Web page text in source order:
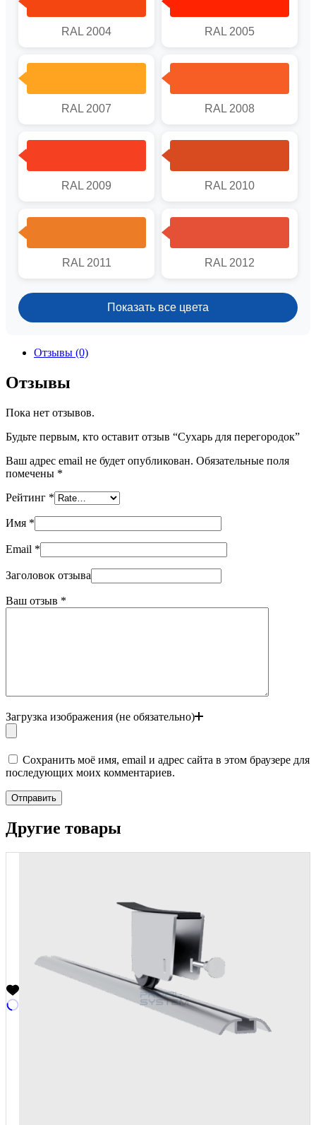
RAL 2004 RAL 2005
RAL 2007 RAL 2008
RAL 2009 RAL 2010
RAL 2011 RAL 2012
Показать все цвета
Отзывы (0)
Отзывы
Пока нет отзывов.
Будьте первым, кто оставит отзыв “Сухарь для перегородок”
Ваш адрес email не будет опубликован. Обязательные поля
помечены *
Рейтинг *
Имя *
Email *
Заголовок отзыва
Ваш отзыв *
Загрузка изображения (не обязательно)
Сохранить моё имя, email и адрес сайта в этом браузере для
последующих моих комментариев.
Отправить
Другие товары